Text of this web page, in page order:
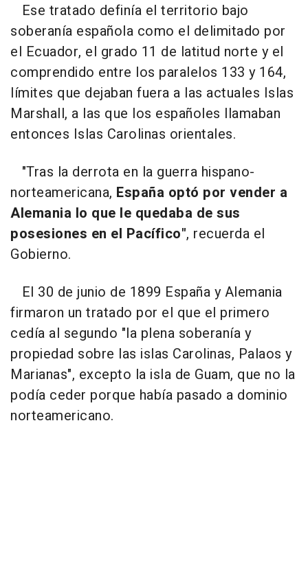
Ese tratado definía el territorio bajo
soberanía española como el delimitado por
el Ecuador, el grado 11 de latitud norte y el
comprendido entre los paralelos 133 y 164,
límites que dejaban fuera a las actuales Islas
Marshall, a las que los españoles llamaban
entonces Islas Carolinas orientales.
"Tras la derrota en la guerra hispano-
norteamericana, España optó por vender a
Alemania lo que le quedaba de sus
posesiones en el Pacífico", recuerda el
Gobierno.
El 30 de junio de 1899 España y Alemania
firmaron un tratado por el que el primero
cedía al segundo "la plena soberanía y
propiedad sobre las islas Carolinas, Palaos y
Marianas", excepto la isla de Guam, que no la
podía ceder porque había pasado a dominio
norteamericano.